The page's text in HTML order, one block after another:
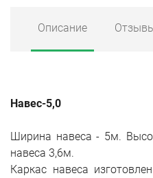
Описание
Навес-5,0
Ширина навеса - 5м.
навеса 3,6м.
Каркас навеса